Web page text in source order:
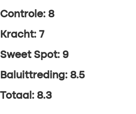
Controle: 8
Kracht: 7
Sweet Spot: 9
Baluittreding: 8.5
Totaal: 8.3